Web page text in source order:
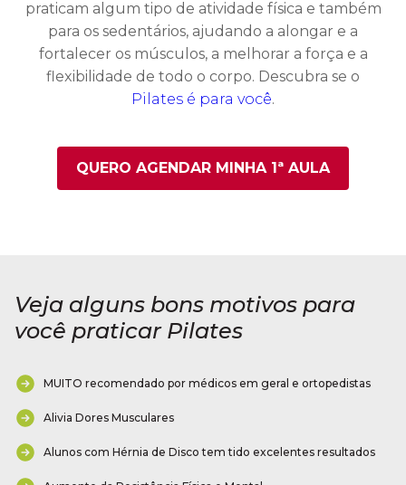
praticam algum tipo de atividade física e também
para os sedentários, ajudando a alongar e a
fortalecer os músculos, a melhorar a força e a
flexibilidade de todo o corpo. Descubra se o
Pilates é para você.
QUERO AGENDAR MINHA 1ª AULA
Veja alguns bons motivos para
você praticar Pilates
MUITO recomendado por médicos em geral e ortopedistas
Alivia Dores Musculares
Alunos com Hérnia de Disco tem tido excelentes resultados